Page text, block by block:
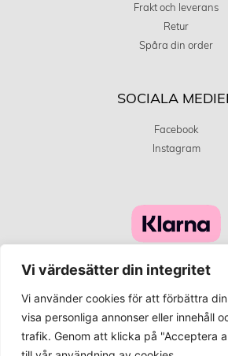
Vi värdesätter din integritet
Vi använder cookies för att förbättra
visa personliga annonser eller innehåll
trafik. Genom att klicka på "Acceptera
Frakt och leverans
Retur
Spåra din order
SOCIALA
Facebook
Instagram
© Innehållet på denna webbplats är